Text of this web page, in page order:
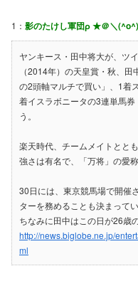
1： 影のたけし軍団ρ ★＠＼
ヤンキース・田中将大が、ツ
（2014年）の天皇賞・秋、
の2頭軸マルチで買い」、1着
着イスラボニータの3連単馬
う。
楽天時代、チームメイトとと
強さは有名で、「万将」の愛
30日には、東京競馬場で開催
ターを務めることも決まってい
ちなみに田中はこの日が26歳
http://news.biglobe.ne.jp/
ml